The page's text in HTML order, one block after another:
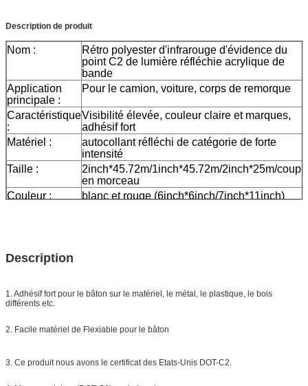
Description de produit
Nom :
Rétro polyester d'infrarouge d'évidence du
point C2 de lumière réfléchie acrylique de
bande
Application
principale :
Pour le camion, voiture, corps de remorque
Caractéristique
:
Visibilité élevée, couleur claire et marques,
adhésif fort
Matériel :
autocollant réfléchi de catégorie de forte
intensité
Taille :
2inch*45.72m/1inch*45.72m/2inch*25m/
en morceau
Couleur :
blanc et rouge (6inch*6inch/7inch*11inch)
La livraison
Description
1. Adhésif fort pour le bâton sur le matériel, le métal, le plastique, le bois
différents etc.
2. Facile matériel de Flexiable pour le bâton
3. Ce produit nous avons le certificat des Etats-Unis DOT-C2.